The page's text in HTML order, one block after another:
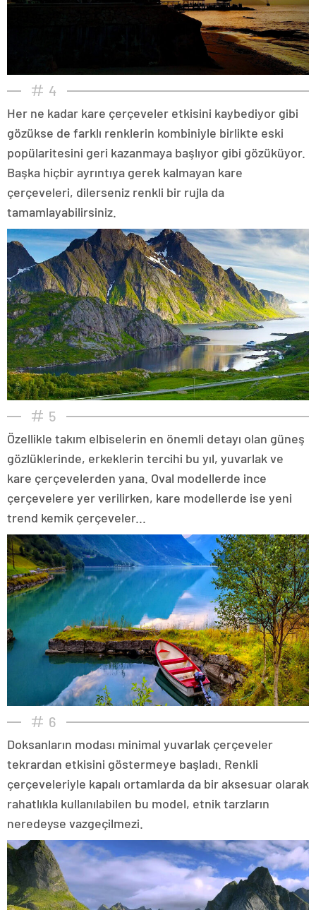
4
Her ne kadar kare çerçeveler etkisini kaybediyor gibi
gözükse de farklı renklerin kombiniyle birlikte eski
popülaritesini geri kazanmaya başlıyor gibi gözüküyor.
Başka hiçbir ayrıntıya gerek kalmayan kare
çerçeveleri, dilerseniz renkli bir rujla da
tamamlayabilirsiniz.
5
Özellikle takım elbiselerin en önemli detayı olan güneş
gözlüklerinde, erkeklerin tercihi bu yıl, yuvarlak ve
kare çerçevelerden yana. Oval modellerde ince
çerçevelere yer verilirken, kare modellerde ise yeni
trend kemik çerçeveler...
6
Doksanların modası minimal yuvarlak çerçeveler
tekrardan etkisini göstermeye başladı. Renkli
çerçeveleriyle kapalı ortamlarda da bir aksesuar olarak
rahatlıkla kullanılabilen bu model, etnik tarzların
neredeyse vazgeçilmezi.